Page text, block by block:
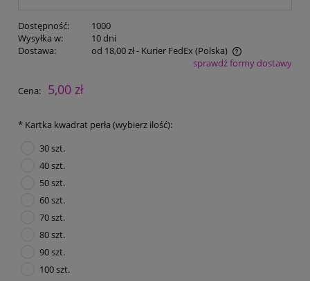
Dostępność:
1000
Wysyłka w:
10 dni
Dostawa:
od 18,00 zł- Kurier FedEx(Polska)
Cena nie zawiera ewentualnych kosztów płatnościsprawdź formy dostawy
Cena: 5,00 zł
* Kartka kwadrat perła (wybierz ilość):
30 szt.
40 szt.
50 szt.
60 szt.
70 szt.
80 szt.
90 szt.
100 szt.